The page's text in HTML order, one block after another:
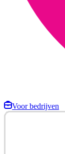
Voor bedrijven